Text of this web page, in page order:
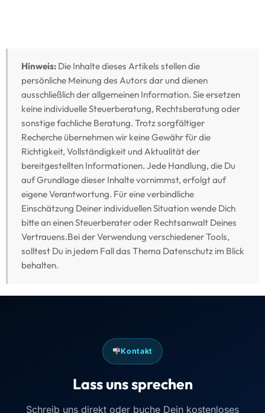
Hinweis:Die Inhalte dieses Artikels stellen die
persönliche Meinung des Autors dar und dienen
ausschließlich der allgemeinen Information. Sie ersetzen
keine individuelle Steuerberatung, Rechtsberatung oder
sonstige fachliche Beratung. Trotz sorgfältiger
Recherche übernehmen wir keine Gewähr für die
Richtigkeit, Vollständigkeit und Aktualität der
bereitgestellten Informationen. Jede Handlung, die Du
auf Grundlage dieser Inhalte vornimmst, erfolgt auf
eigene Verantwortung. Für eine verbindliche
Einschätzung Deiner individuellen Situation wende Dich
bitte an einen Steuerberater oder Rechtsanwalt Deines
Vertrauens.Bei der Verwendung verschiedener Tools,
solltest Du in jedem Fall das Thema Datenschutz im Blick
behalten.
Kontakt
Lass uns sprechen
Schreib uns direkt oder buche Dein kostenloses